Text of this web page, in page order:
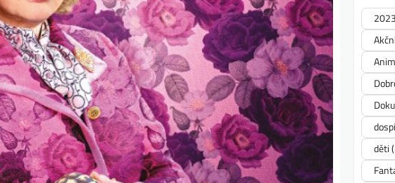
2023
děti